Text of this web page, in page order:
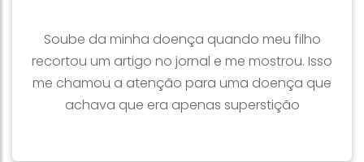
Soube da minha doença quando meu filho
recortou um artigo no jornal e me mostrou. Isso
me chamou a atenção para uma doença que
achava que era apenas superstição